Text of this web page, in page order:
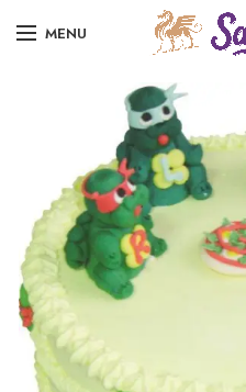
MENU